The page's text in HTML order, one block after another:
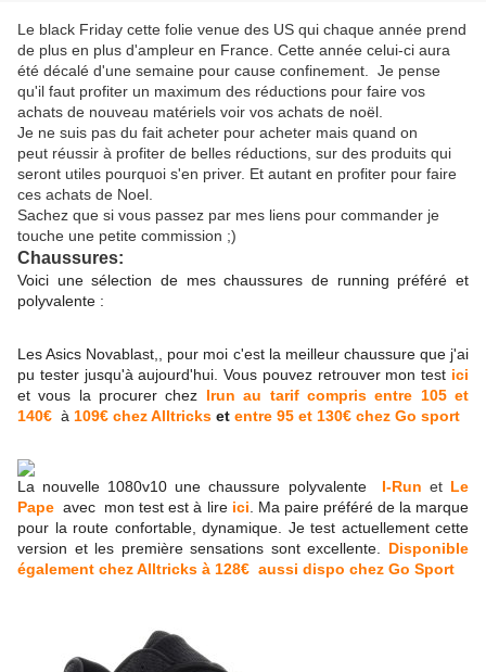
Le black Friday cette folie venue des US qui chaque année prend
de plus en plus d'ampleur en France. Cette année celui-ci aura
été décalé d'une semaine pour cause confinement. Je pense
qu'il faut profiter un maximum des réductions pour faire vos
achats de nouveau matériels voir vos achats de noël.
Je ne suis pas du fait acheter pour acheter mais quand on
peut réussir à profiter de belles réductions, sur des produits qui
seront utiles pourquoi s'en priver. Et autant en profiter pour faire
ces achats de Noel.
Sachez que si vous passez par mes liens pour commander je
touche une petite commission ;)
Chaussures:
Voici une sélection de mes chaussures de running préféré et
polyvalente :
Les Asics Novablast,, pour moi c'est la meilleur chaussure que j'ai
pu tester jusqu'à aujourd'hui. Vous pouvez retrouver mon test ici
et vous la procurer chez Irun au tarif compris entre 105 et
140€ à 109€ chez Alltricks et entre 95 et 130€ chez Go sport
La nouvelle 1080v10 une chaussure polyvalente I-Run et Le
Pape avec mon test est à lire ici
Ma paire préféré de la marque
pour la route confortable, dynamique. Je test actuellement cette
version et les première sensations sont excellente.
Disponible
également chez Alltricks à 128€ aussi dispo chez Go Sport